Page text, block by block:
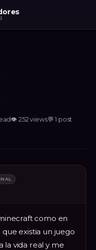
👁 252views💬1 post
como en
existia un juego
la vida real y me